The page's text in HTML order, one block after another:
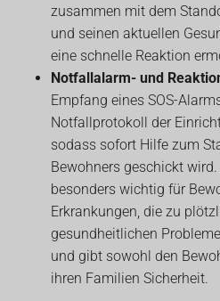
zusammen mit dem
und seinen aktuellen
eine schnelle Reaktion
Notfallalarm- und
Empfang eines SOS-
Notfallprotokoll der
sodass sofort Hilfe zum
Bewohners geschickt
besonders wichtig für
Erkrankungen, die zu
gesundheitlichen
und gibt sowohl den
ihren Familien Sicherheit.